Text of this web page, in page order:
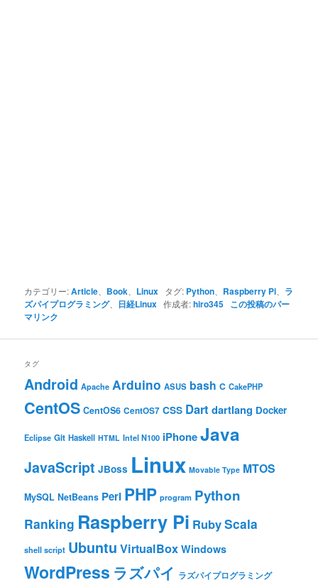
カテゴリー:Article、 Book、 Linux タグ: Python、 Raspberry Pi、 ラ
ズパイプログラミング、 日経Linux 作成者:hiro345 この投稿のパー
マリンク
タグ
Android Apache Arduino ASUS bash C CakePHP
CentOS CentOS6 CentOS7 CSS Dart dartlang Docker
Eclipse Git Haskell HTML Intel N100 iPhoneJava
JavaScript JBoss Linux Movable Type MTOS
MySQL NetBeans Perl PHP program Python
Ranking Raspberry Pi RubyScala
shell script Ubuntu VirtualBox Windows
WordPress ラズパイ ラズパイプログラミング